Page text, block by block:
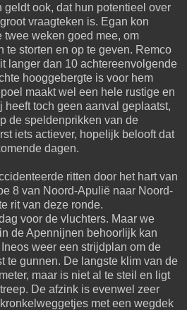
geldt ook, dat hun potentieel over
vraagteken is. Egan kon
twee weken goed mee, om
te storten en op te geven. Remco
langer dan 10 achtereenvolgende
hooggebergte is voor hem
maakt wel een hele rustige en
heeft toch geen aanval geplaatst,
de speldenprikken van de
iets actiever, hopelijk belooft dat
dagen.
ritten door het hart van
8 van Noord-Apulië naar Noord-
rit van deze ronde.
voor de vluchters. Maar we
de Apennijnen behoorlijk kan
weer een strijdplan om de
te gunnen. De langste klim van de
maar is niet al te steil en ligt
De afzink is evenwel zeer
met een wegdek